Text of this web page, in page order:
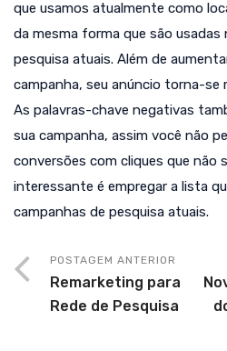
que usamos atualmente como
da mesma forma que são usadas
pesquisa atuais. Além de
campanha, seu anúncio torna-se
As palavras-chave negativas
sua campanha, assim você não
conversões com cliques que não
interessante é empregar a lista
campanhas de pesquisa atuais.
POSTAGEM ANTERIOR
Remarketing para
Rede de Pesquisa